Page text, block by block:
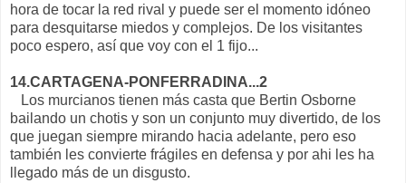
hora de tocar la red rival y puede ser el momento idóneo
para desquitarse miedos y complejos. De los visitantes
poco espero, así que voy con el 1 fijo...
14.CARTAGENA-PONFERRADINA...2
Los murcianos tienen más casta que Bertin Osborne
bailando un chotis y son un conjunto muy divertido, de los
que juegan siempre mirando hacia adelante, pero eso
también les convierte frágiles en defensa y por ahi les ha
llegado más de un disgusto.